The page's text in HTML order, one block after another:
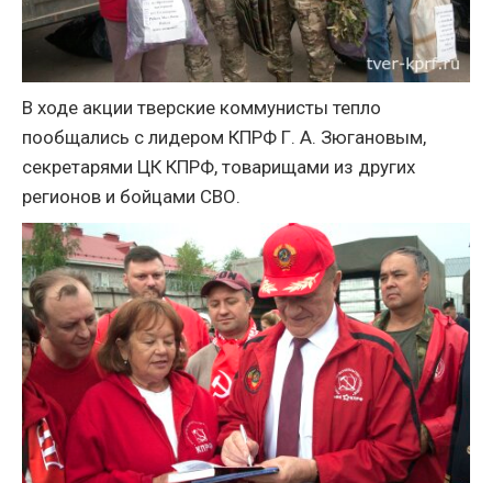
В ходе акции тверские коммунисты тепло
пообщались с лидером КПРФ Г. А. Зюгановым,
секретарями ЦК КПРФ, товарищами из других
регионов и бойцами СВО.